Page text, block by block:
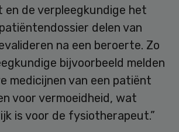
en de verpleegkundige het
delen van
na een beroerte. Zo
bijvoorbeeld melden
medicijnen van een patiënt
voor vermoeidheid, wat
is voor de fysiotherapeut.”